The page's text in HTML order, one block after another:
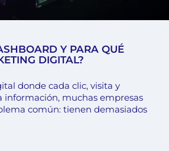
Y PARA QUÉ
DIGITAL?
donde cada clic, visita y
información, muchas empresas
común: tienen demasiados